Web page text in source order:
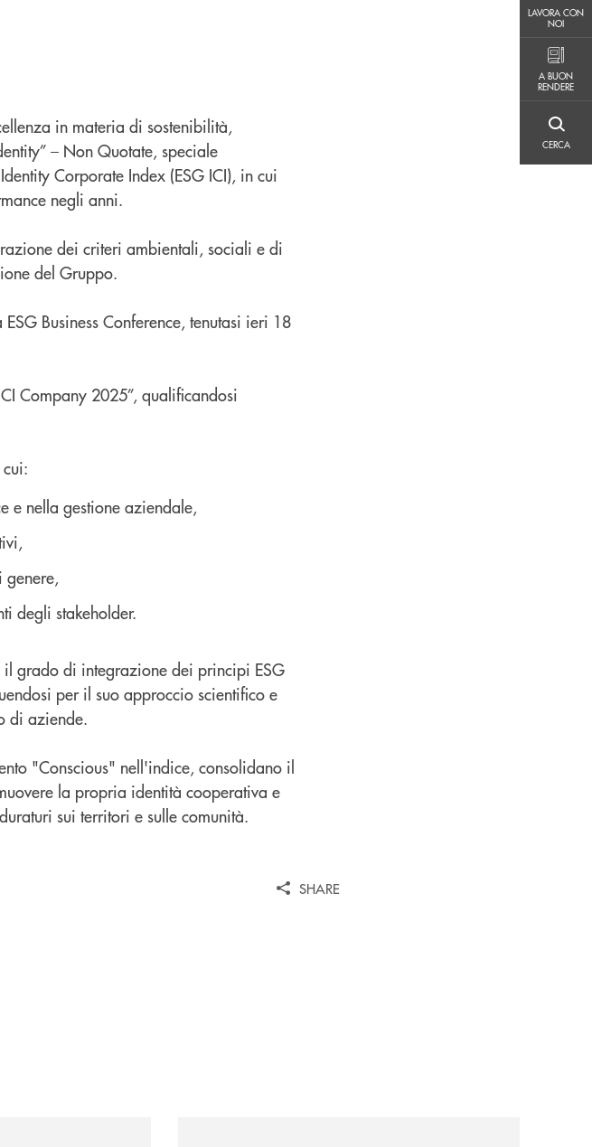
LAVORA CON
NOI
A BUON
RENDERE
CERCA
in materia di sostenibilità,
– Non Quotate, speciale
Corporate Index (ESG ICI), in cui
negli anni.
dei criteri ambientali, sociali e di
del Gruppo.
Business Conference, tenutasi ieri 18
Company 2025”, qualificandosi
e nella gestione aziendale,
genere,
degli stakeholder.
grado di integrazione dei principi ESG
per il suo approccio scientifico e
di aziende.
"Conscious" nell'indice, consolidano il
la propria identità cooperativa e
sui territori e sulle comunità.
SHARE